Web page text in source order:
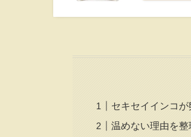
セキセイインコ
温めない理由を整